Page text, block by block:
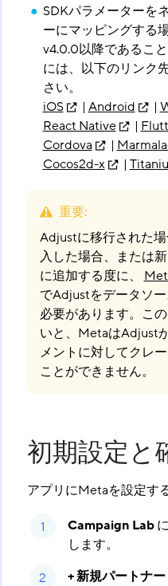
SDKパラメーターを
ーにマッピングする
v4.0.0以降であるこ
には、以下のリンク
さい。
iOS
| Android |
React Native
|
Cordova
|
Cocos2d-x
|
重要:
Adjustに移行された
入した場合、または
に追加する度に、
でAdjustをデータソ
必要があります。こ
いと、MetaはAdjust
メントに対してクレ
ことができません。
初期設定と
アプリにMetaを設定す
Campaign Lab
します。
+ 新規パートナ